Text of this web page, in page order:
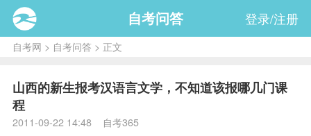
自考问答 登录/注册
自考网 > 自考问答> 正文
山西的新生报考汉语言文学，不知道该报哪几门课
程
2011-09-22 14:48 自考365